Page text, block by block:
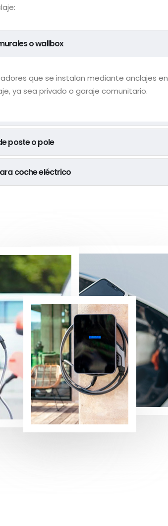
o wallbox
que se instalan mediante anclajes en
ya sea privado o garaje comunitario.
poste o pole
coche eléctrico